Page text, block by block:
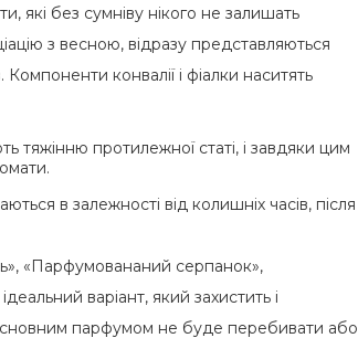
які без сумніву нікого не залишать
з весною, відразу представляються
конвалії і фіалки наситять
тяжінню протилежної статі, і завдяки цим
в залежності від колишніх часів, після
«Парфумовананий серпанок»,
варіант, який захистить і
парфумом не буде перебивати або